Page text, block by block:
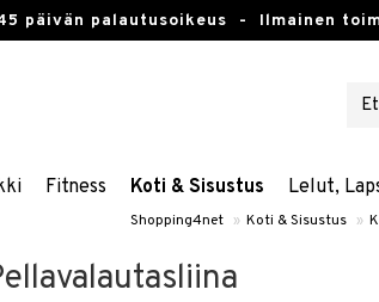
päivän palautusoikeus - Ilmainen
Fitness Koti & Sisustus Lelut,
Shopping4net » Koti & Sisustus »